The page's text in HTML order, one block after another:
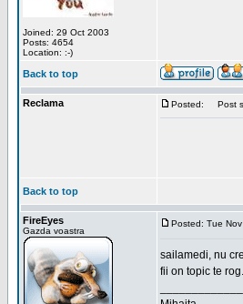
Joined: 29 Oct 2003
Posts: 4654
Location: :-)
Back to top
Reclama Posted: Post
Back to top
FireEyes
Gazda voastra
Posted: Tue
sailamedi, nu
fii on topic te rog.